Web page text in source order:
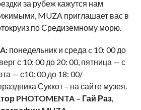
за рубеж кажутся нам
MUZA приглашает вас в
по Средиземному морю.
: понедельник и среда c 10: 00 до
с 10: 00 до 20: 00, пятница — с
— с10: 00 до 18: 00/
Суккот – на сайте музея.
PHOTOMENTA– Гай Раз,